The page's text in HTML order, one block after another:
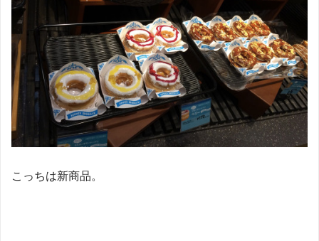
こっちは新商品。